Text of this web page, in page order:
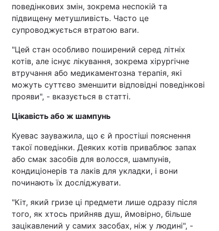
поведінкових змін, зокрема неспокій та
підвищену метушливість. Часто це
супроводжується втратою ваги.
"Цей стан особливо поширений серед літніх
котів, але існує лікування, зокрема хірургічне
втручання або медикаментозна терапія, які
можуть суттєво зменшити відповідні поведінкові
прояви", - вказується в статті.
Цікавість або ж шампунь
Куевас зауважила, що є й простіші пояснення
такої поведінки. Деяких котів приваблює запах
або смак засобів для волосся, шампунів,
кондиціонерів та лаків для укладки, і вони
починають їх досліджувати.
"Кіт, який гризе ці предмети лише одразу після
того, як хтось прийняв душ, ймовірно, більше
зацікавлений у самих засобах, ніж у людині", -